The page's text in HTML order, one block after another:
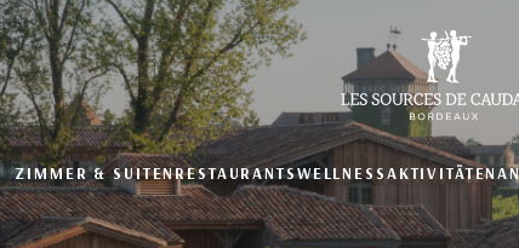
ZIMMER & SUITENRESTAURANTSWELLNESSAKTIVITÄTEN